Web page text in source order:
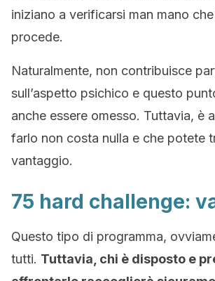
iniziano a verificarsi man mano
procede.
Naturalmente, non contribuisce
sull’aspetto psichico e questo
anche essere omesso. Tuttavia, è
farlo non costa nulla e che potete
vantaggio.
75 hard challenge:
Questo tipo di programma,
tutti. Tuttavia, chi è disposto e